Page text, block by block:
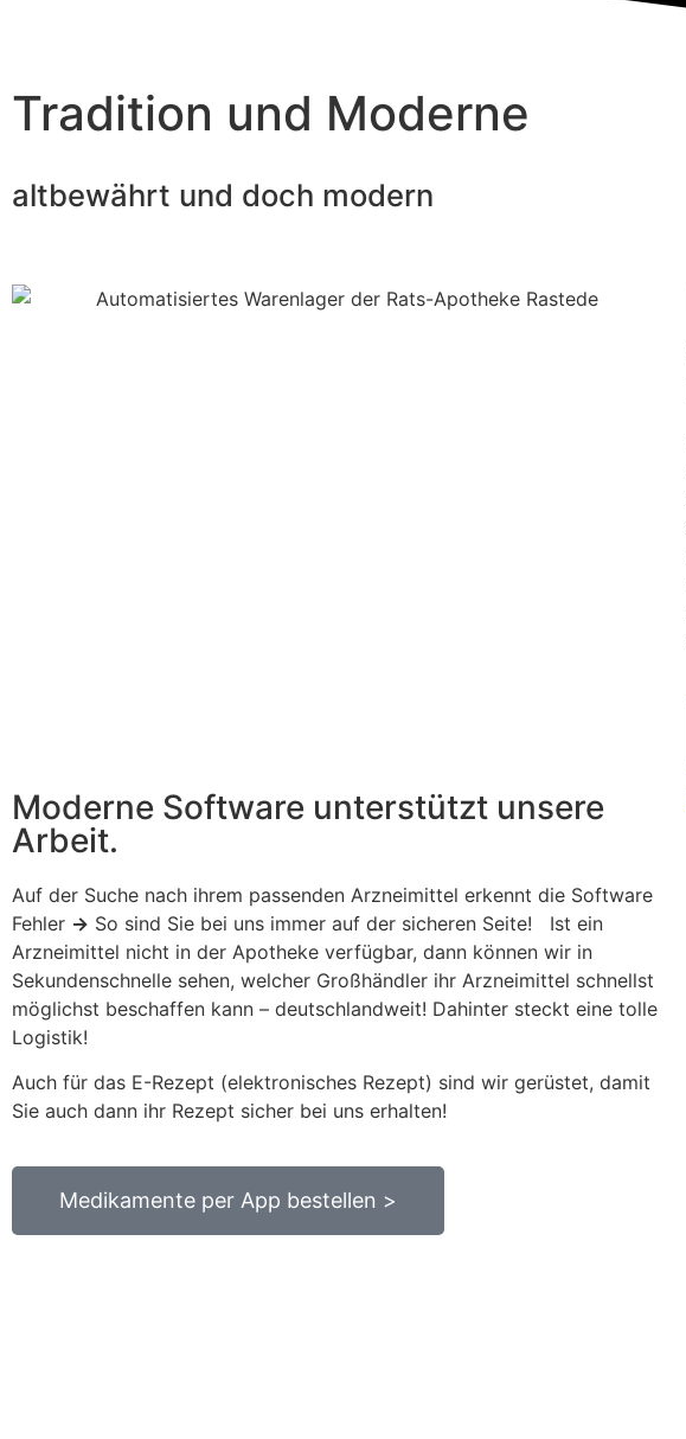
Tradition und Moderne
altbewährt und doch modern
Moderne Software unterstützt unsere
Arbeit.
Auf der Suche nach ihrem passenden Arzneimittel erkennt die Software
Fehler → So sind Sie bei uns immer auf der sicheren Seite! Ist ein
Arzneimittel nicht in der Apotheke verfügbar, dann können wir in
Sekundenschnelle sehen, welcher Großhändler ihr Arzneimittel schnellst
möglichst beschaffen kann – deutschlandweit! Dahinter steckt eine tolle
Logistik!
Auch für das E-Rezept (elektronisches Rezept) sind wir gerüstet, damit
Sie auch dann ihr Rezept sicher bei uns erhalten!
Medikamente per App bestellen >